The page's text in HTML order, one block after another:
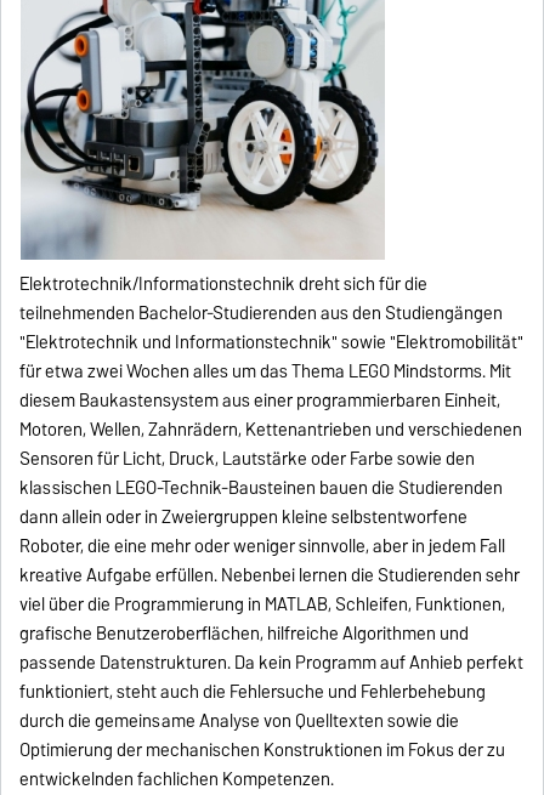
Elektrotechnik/Informationstechnik dreht sich für die
teilnehmenden Bachelor-Studierenden aus den Studiengängen
"Elektrotechnik und Informationstechnik" sowie "Elektromobilität"
für etwa zwei Wochen alles um das Thema LEGO Mindstorms. Mit
diesem Baukastensystem aus einer programmierbaren Einheit,
Motoren, Wellen, Zahnrädern, Kettenantrieben und verschiedenen
Sensoren für Licht, Druck, Lautstärke oder Farbe sowie den
klassischen LEGO-Technik-Bausteinen bauen die Studierenden
dann allein oder in Zweiergruppen kleine selbstentworfene
Roboter, die eine mehr oder weniger sinnvolle, aber in jedem Fall
kreative Aufgabe erfüllen. Nebenbei lernen die Studierenden sehr
viel über die Programmierung in MATLAB, Schleifen, Funktionen,
grafische Benutzeroberflächen, hilfreiche Algorithmen und
passende Datenstrukturen. Da kein Programm auf Anhieb perfekt
funktioniert, steht auch die Fehlersuche und Fehlerbehebung
durch die gemeinsame Analyse von Quelltexten sowie die
Optimierung der mechanischen Konstruktionen im Fokus der zu
entwickelnden fachlichen Kompetenzen.